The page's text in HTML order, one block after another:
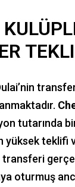
tutarında
yüksek teklifi
transferi
oturmuş